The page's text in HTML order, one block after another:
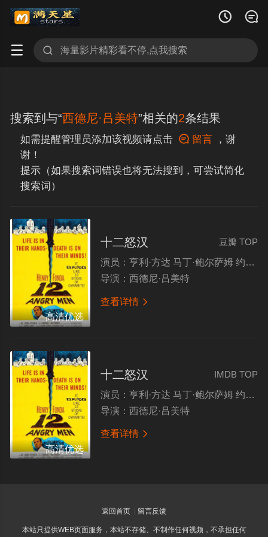
 
 
搜索到与“西德尼·吕美特”相关的2条结果
如需提醒管理员添加该视频请点击 留言，谢
谢！
提示（如果搜索词错误也将无法搜到，可尝试简化
搜索词）
高清优选
豆瓣 TOP
十二怒汉
演员： 亨利·方达 马丁·鲍尔萨姆 约翰·菲德勒 李·科布 E.G.马绍尔 杰克·克卢格曼
导演： 西德尼·吕美特
查看详情 
高清优选
IMDB TOP
十二怒汉
演员： 亨利·方达 马丁·鲍尔萨姆 约翰·菲德勒 李·科布 E.G.马绍尔 杰克·克卢格曼
导演： 西德尼·吕美特
查看详情 
返回首页 留言反馈
本站只提供WEB页面服务，本站不存储、不制作任何视频，不承担任何